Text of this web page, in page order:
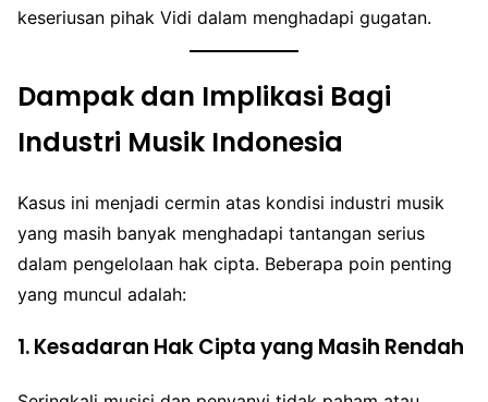
keseriusan pihak Vidi dalam menghadapi gugatan.
Dampak dan Implikasi Bagi
Industri Musik Indonesia
Kasus ini menjadi cermin atas kondisi industri musik
yang masih banyak menghadapi tantangan serius
dalam pengelolaan hak cipta. Beberapa poin penting
yang muncul adalah:
1. Kesadaran Hak Cipta yang Masih Rendah